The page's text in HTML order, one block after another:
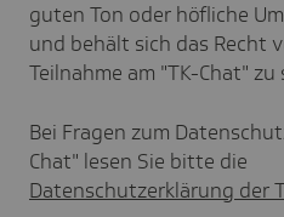
guten Ton oder höfliche
und behält sich das Recht
Teilnahme am "TK-Chat" zu
Bei Fragen zum
Chat" lesen Sie bitte die
Datenschutzerklärung der